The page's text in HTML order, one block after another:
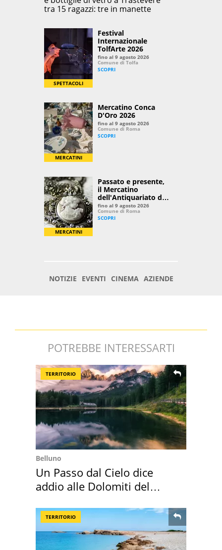
POTREBBE INTERESSARTI
TERRITORIO
Belluno
Un Passo dal Cielo dice
addio alle Dolomiti del
TERRITORIO